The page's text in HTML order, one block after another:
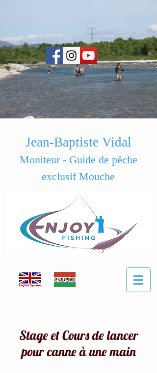
Jean-Baptiste Vidal
Moniteur - Guide de pêche
exclusif Mouche
Stage et Cours de lancer
pour canne à une main